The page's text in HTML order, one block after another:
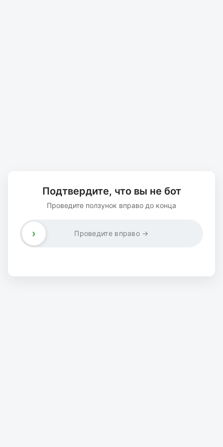
Подтвердите, что вы не бот
Проведите ползунок вправо до конца
Проведите вправо →
›